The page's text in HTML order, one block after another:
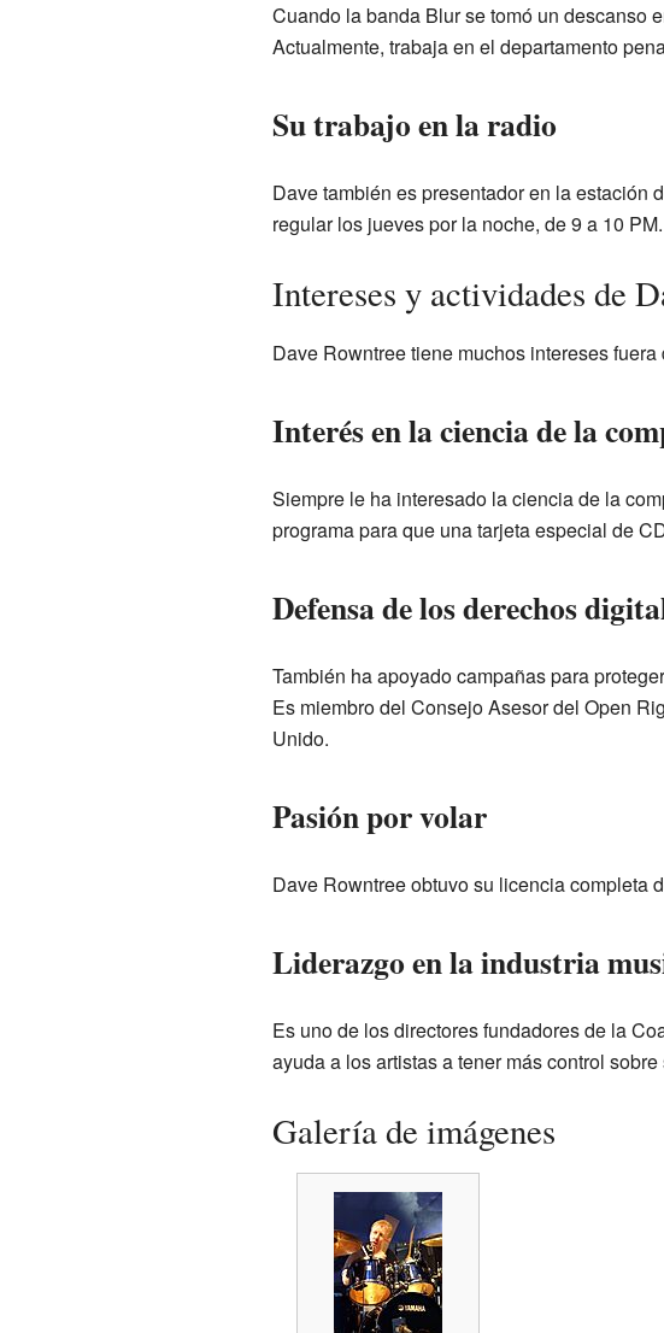
Cuando la banda Blur se tomó un descanso
Actualmente, trabaja en el departamento
Su trabajo en la radio
Dave también es presentador en la estación
regular los jueves por la noche, de 9 a 10 PM.
Intereses y actividades de
Dave Rowntree tiene muchos intereses
Interés en la ciencia de la
Siempre le ha interesado la ciencia de la
programa para que una tarjeta especial de
Defensa de los derechos
También ha apoyado campañas para
Es miembro del Consejo Asesor del Open
Unido.
Pasión por volar
Dave Rowntree obtuvo su licencia completa
Liderazgo en la industria
Es uno de los directores fundadores de la
ayuda a los artistas a tener más control
Galería de imágenes